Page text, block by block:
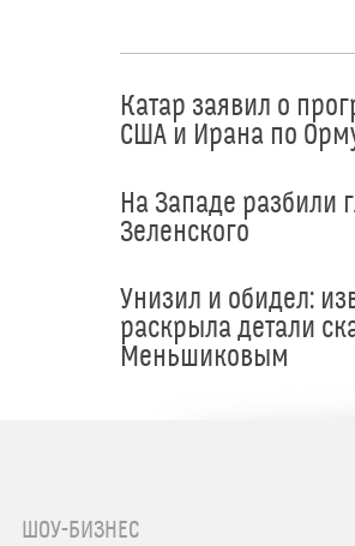
Катар заявил о
США и Ирана по
На Западе разбили
Зеленского
Унизил и обидел:
раскрыла детали
Меньшиковым
ШОУ-БИЗНЕС